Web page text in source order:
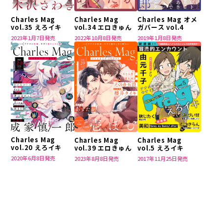
Charles Mag
vol.35 えろイキ
2023年1月7日発売
Charles Mag
vol.34 エロきゅん
2022年10月8日発売
Charles Mag オメ
ガバース vol.4
2019年1月8日発売
Charles Mag
vol.20 えろイキ
2020年6月8日発売
Charles Mag
vol.39 エロきゅん
2023年8月8日発売
Charles Mag
vol.5 えろイキ
2017年11月25日発売